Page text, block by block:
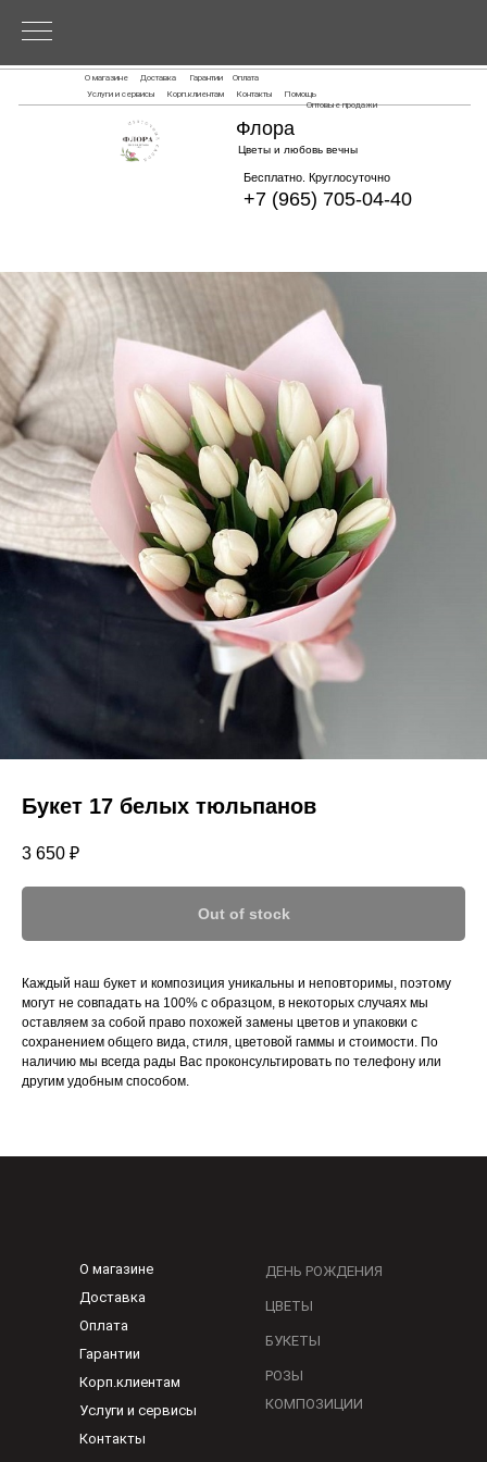
О магазине Доставка Оплата
Гарантии
Корп.клиентам
Услуги и сервисы Контакты
Помощь
Оптовые продажи
Флора
Цветы и любовь вечны
Бесплатно. Круглосуточно
+7 (965) 705-04-40
Букет 17 белых тюльпанов
3 650 ₽
Out of stock
Каждый наш букет и композиция уникальны и неповторимы, поэтому
могут не совпадать на 100% с образцом, в некоторых случаях мы
оставляем за собой право похожей замены цветов и упаковки с
сохранением общего вида, стиля, цветовой гаммы и стоимости. По
наличию мы всегда рады Вас проконсультировать по телефону или
другим удобным способом.
О магазине
Оплата
Доставка
Гарантии
Корп.клиентам
Услуги и сервисы
Контакты
ДЕНЬ РОЖДЕНИЯ
ЦВЕТЫ
БУКЕТЫ
РОЗЫ
КОМПОЗИЦИИ